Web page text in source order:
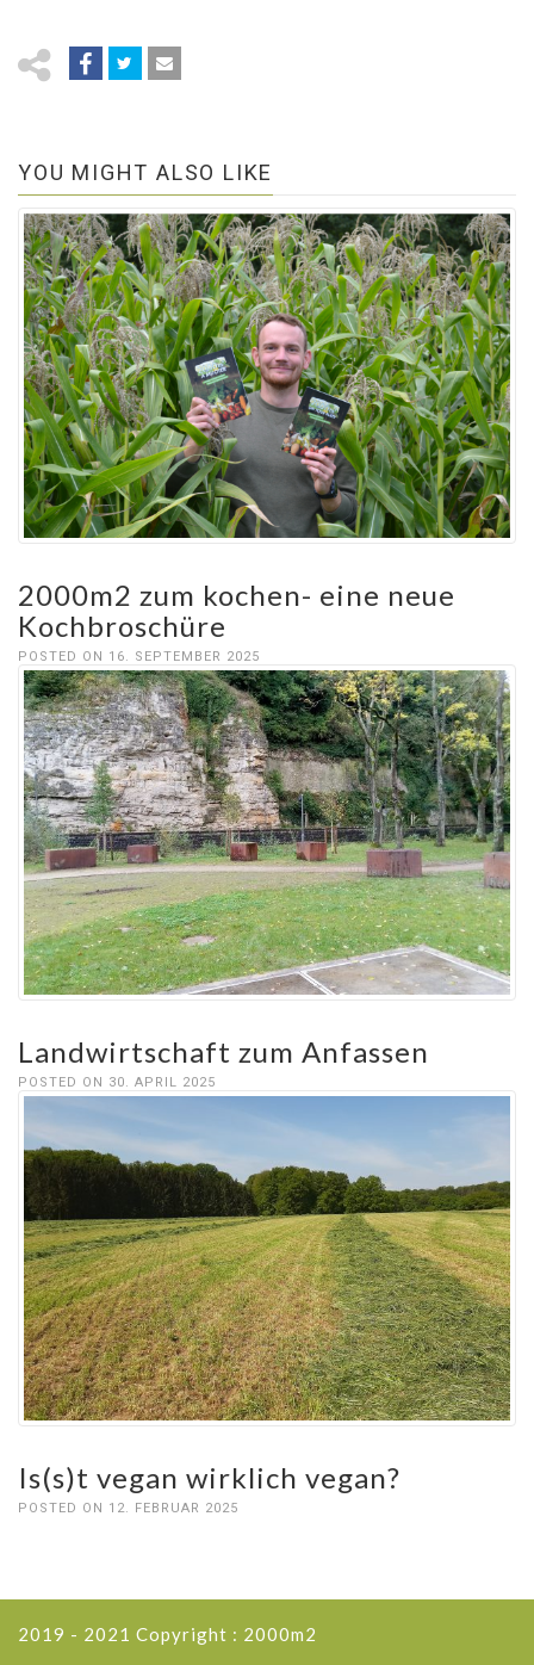
YOU MIGHT ALSO LIKE
2000m2 zum kochen- eine neue
Kochbroschüre
POSTED ON 16. SEPTEMBER 2025
Landwirtschaft zum Anfassen
POSTED ON 30. APRIL 2025
Is(s)t vegan wirklich vegan?
POSTED ON 12. FEBRUAR 2025
2019 - 2021 Copyright : 2000m2